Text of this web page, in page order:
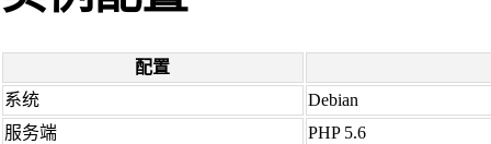
配置
系统
Debian
服务端
PHP 5.6